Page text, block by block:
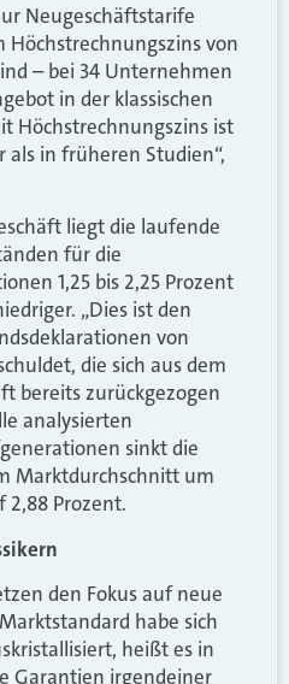
Neugeschäftstarife
von
– bei 34 Unternehmen
in der klassischen
Höchstrechnungszins ist
in früheren Studien“,
liegt die laufende
für die
1,25 bis 2,25 Prozent
„Dies ist den
von
die sich aus dem
bereits zurückgezogen
analysierten
sinkt die
Marktdurchschnitt um
2,88 Prozent.
den Fokus auf neue
habe sich
heißt es in
Garantien irgendeiner